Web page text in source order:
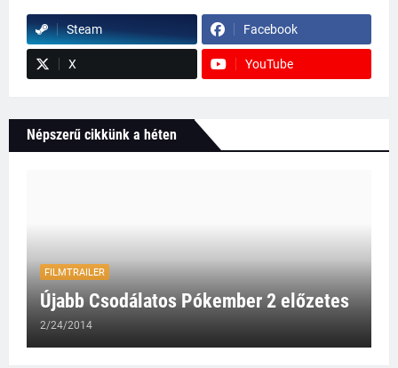
Steam Facebook
X YouTube
Népszerű cikkünk a héten
FILMTRAILER
Újabb Csodálatos Pókember 2 előzetes
2/24/2014